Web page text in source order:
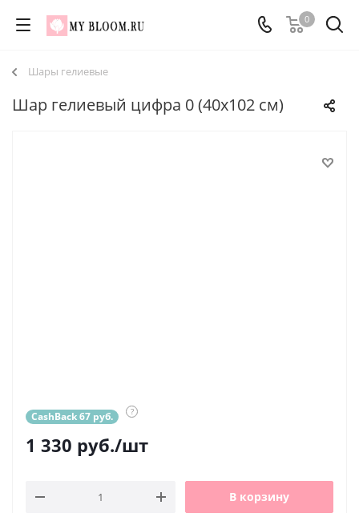
0
Шары гелиевые
Шар гелиевый цифра 0 (40х102 см)
CashBack 67 руб. ?
1 330 руб./шт
В корзину